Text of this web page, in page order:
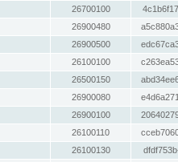
26700100
26900480
26900500
26100100
26500150
26900080
26900100
26100110
26100130